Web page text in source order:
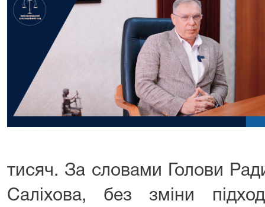
тисяч. За словами Голови
Саліхова, без зміни